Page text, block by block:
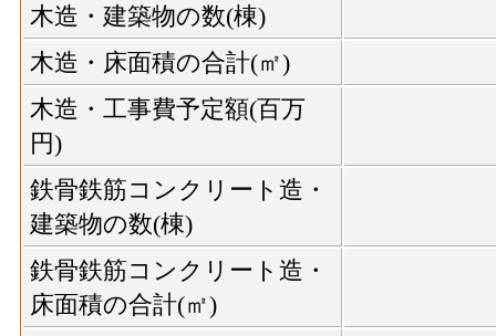
木造・建築物の数(棟)
木造・床面積の合計(㎡)
木造・工事費予定額(百万
円)
鉄骨鉄筋コンクリート造・
建築物の数(棟)
鉄骨鉄筋コンクリート造・
床面積の合計(㎡)